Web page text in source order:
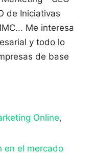
de Iniciativas
Me interesa
y todo lo
de base
Online,
en el mercado